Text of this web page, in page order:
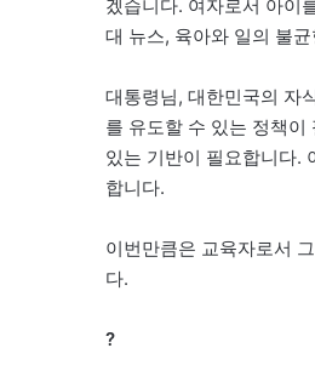
겠습니다. 여자로서 아이
대 뉴스, 육아와 일의 불
대통령님, 대한민국의 자
를 유도할 수 있는 정책이
있는 기반이 필요합니다.
합니다.
이번만큼은 교육자로서
다.
?